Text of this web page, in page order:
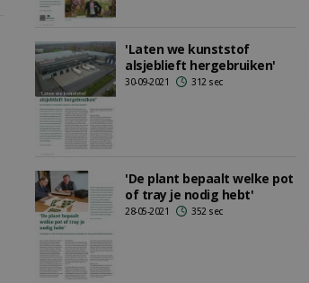
'Laten we kunststof
alsjeblieft hergebruiken'
30-09-2021 312 sec
'De plant bepaalt welke pot
of tray je nodig hebt'
28-05-2021 352 sec